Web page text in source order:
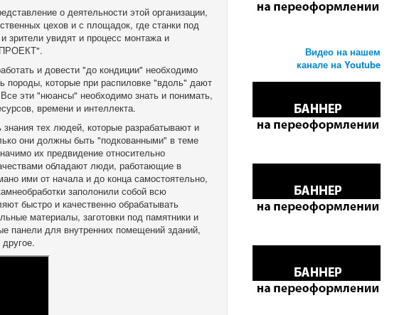
о деятельности этой организации,
цехов и с площадок, где станки под
зрители увидят и процесс монтажа и
и довести "до кондиции" необходимо
породы, которые при распиловке "вдоль" дают
эти "нюансы" необходимо знать и понимать,
времени и интеллекта.
тех людей, которые разрабатывают и
они должны быть "подкованными" в теме
их предвидение относительно
обладают люди, работающие в
ими от начала и до конца самостоятельно,
заполонили собой всю
быстро и качественно обрабатывать
материалы, заготовки под памятники и
панели для внутренних помещений зданий,
Видео на нашем
канале на Youtube